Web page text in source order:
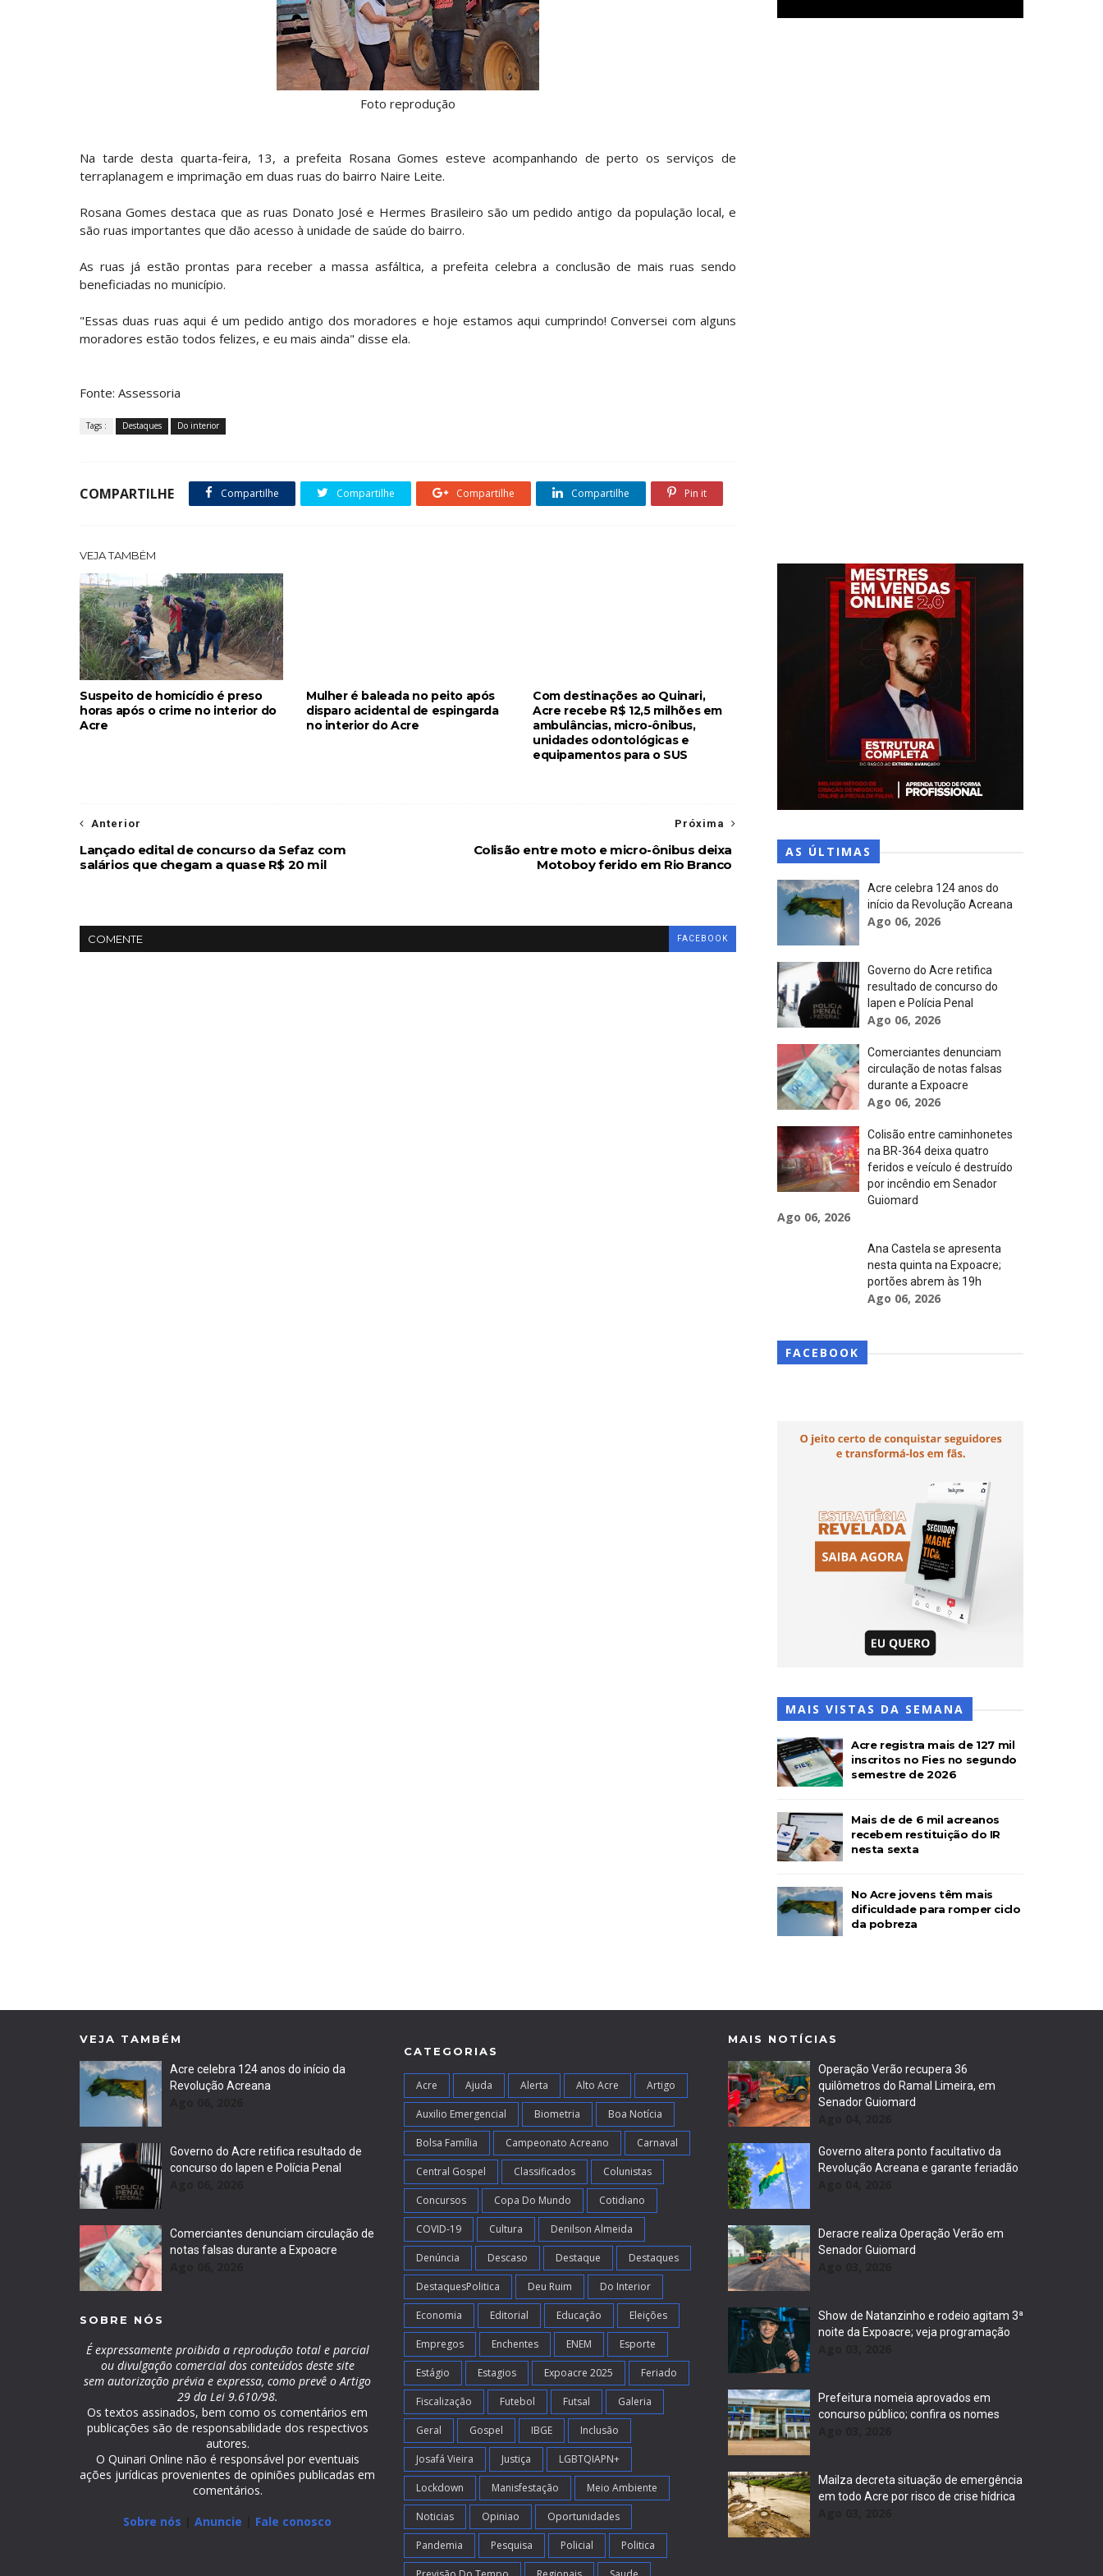
Foto reprodução
Na tarde desta quarta-feira, 13, a prefeita Rosana Gomes esteve acompanhando de perto os serviços de
terraplanagem e imprimação em duas ruas do bairro Naire Leite.
Rosana Gomes destaca que as ruas Donato José e Hermes Brasileiro são um pedido antigo da população local, e
são ruas importantes que dão acesso à unidade de saúde do bairro.
As ruas já estão prontas para receber a massa asfáltica, a prefeita celebra a conclusão de mais ruas sendo
beneficiadas no município.
"Essas duas ruas aqui é um pedido antigo dos moradores e hoje estamos aqui cumprindo! Conversei com alguns
moradores estão todos felizes, e eu mais ainda" disse ela.
Fonte: Assessoria
Tags : Destaques Do interior
COMPARTILHE Compartilhe Compartilhe Compartilhe Compartilhe Pin it
VEJA TAMBÉM
Suspeito de homicídio é preso
horas após o crime no interior do
Acre
Mulher é baleada no peito após
disparo acidental de espingarda
no interior do Acre
Com destinações ao Quinari,
Acre recebe R$ 12,5 milhões em
ambulâncias, micro-ônibus,
unidades odontológicas e
equipamentos para o SUS
Próxima
Colisão entre moto e micro-ônibus deixa
Motoboy ferido em Rio Branco
Anterior
Lançado edital de concurso da Sefaz com
salários que chegam a quase R$ 20 mil
COMENTE FACEBOOK
AS ÚLTIMAS
Acre celebra 124 anos do
início da Revolução Acreana
Ago 06, 2026
Governo do Acre retifica
resultado de concurso do
Iapen e Polícia Penal
Ago 06, 2026
Comerciantes denunciam
circulação de notas falsas
durante a Expoacre
Ago 06, 2026
Colisão entre caminhonetes
na BR-364 deixa quatro
feridos e veículo é destruído
por incêndio em Senador
Guiomard
Ago 06, 2026
Ana Castela se apresenta
nesta quinta na Expoacre;
portões abrem às 19h
Ago 06, 2026
FACEBOOK
MAIS VISTAS DA SEMANA
Acre registra mais de 127 mil
inscritos no Fies no segundo
semestre de 2026
Mais de de 6 mil acreanos
recebem restituição do IR
nesta sexta
No Acre jovens têm mais
dificuldade para romper ciclo
da pobreza
VEJA TAMBÉM
Acre celebra 124 anos do início da
Revolução Acreana
Governo do Acre retifica resultado de
concurso do Iapen e Polícia Penal
Comerciantes denunciam circulação de
notas falsas durante a Expoacre
SOBRE NÓS
É expressamente proibida a reprodução total e parcial
ou divulgação comercial dos conteúdos deste site
sem autorização prévia e expressa, como prevê o Artigo
29 da Lei 9.610/98.
Os textos assinados, bem como os comentários em
publicações são de responsabilidade dos respectivos
autores.
O Quinari Online não é responsável por eventuais
ações jurídicas provenientes de opiniões publicadas em
comentários.
Sobre nós |Anuncie Fale conosco
CATEGORIAS
Acre Ajuda Alerta Alto Acre Artigo
Auxilio Emergencial Biometria Boa Notícia
Bolsa Família Campeonato Acreano Carnaval
Central Gospel Classificados Colunistas
Concursos Copa Do Mundo Cotidiano
COVID-19 Cultura Denilson Almeida
Denúncia Descaso Destaque Destaques
DestaquesPolitica Deu Ruim Do Interior
Economia Editorial Educação Eleições
Empregos Enchentes ENEM Esporte
Estágio Estagios Expoacre 2025 Feriado
Fiscalização Futebol Futsal Galeria
Geral Gospel IBGE Inclusão
Josafá Vieira Justiça LGBTQIAPN+
Lockdown Manisfestação Meio Ambiente
Noticias Opiniao Oportunidades
Pandemia Pesquisa Policial Politica
MAIS NOTÍCIAS
Operação Verão recupera 36
quilômetros do Ramal Limeira, em
Senador Guiomard
Governo altera ponto facultativo da
Revolução Acreana e garante feriadão
Deracre realiza Operação Verão em
Senador Guiomard
Show de Natanzinho e rodeio agitam 3ª
noite da Expoacre; veja programação
Prefeitura nomeia aprovados em
concurso público; confira os nomes
Mailza decreta situação de emergência
em todo Acre por risco de crise hídrica